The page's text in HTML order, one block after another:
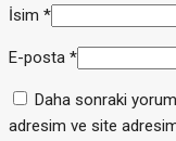
İsim *
E-posta *
Daha sonraki
adresim ve site